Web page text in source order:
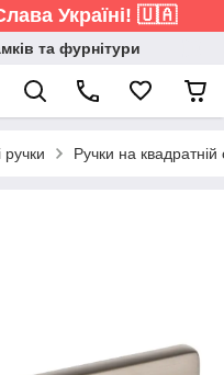
Україні! 🇺🇦
та фурнітури
ручки Ручки на квадратній